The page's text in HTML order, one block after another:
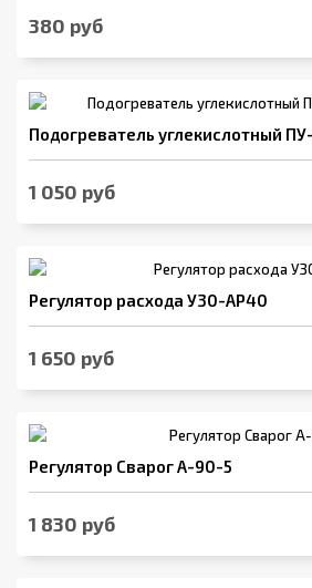
380 руб
Подогреватель углекислотный
1 050 руб
Регулятор расхода У30-АР40
1 650 руб
Регулятор Сварог А-90-5
1 830 руб